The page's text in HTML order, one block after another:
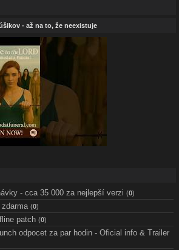
- až na to, že neexistuje
- cca 35 000 za nejlepší verzi (0)
(0)
patch (0)
odpocet za par hodin - Oficial info & Trailer